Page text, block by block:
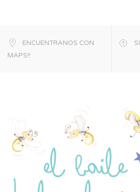
ENCUENTRANOS CON
MAPS!!